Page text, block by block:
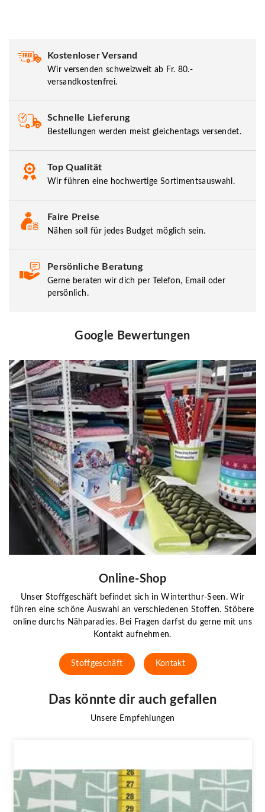
Kostenloser Versand
Wir versenden schweizweit ab Fr. 80.-
versandkostenfrei.
Schnelle Lieferung
Bestellungen werden meist gleichentags versendet.
Top Qualität
Wir führen eine hochwertige Sortimentsauswahl.
Faire Preise
Nähen soll für jedes Budget möglich sein.
Persönliche Beratung
Gerne beraten wir dich per Telefon, Email oder
persönlich.
Google Bewertungen
Online-Shop
Unser Stoffgeschäft befindet sich in Winterthur-Seen. Wir
führen eine schöne Auswahl an verschiedenen Stoffen. Stöbere
online durchs Nähparadies. Bei Fragen darfst du gerne mit uns
Kontakt aufnehmen.
Stoffgeschäft Kontakt
Das könnte dir auch gefallen
Unsere Empfehlungen